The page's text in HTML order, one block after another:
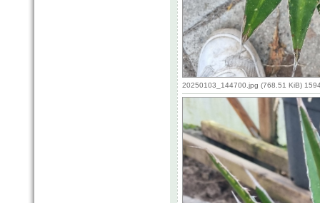
20250103_144700.jpg (768.51 KiB)